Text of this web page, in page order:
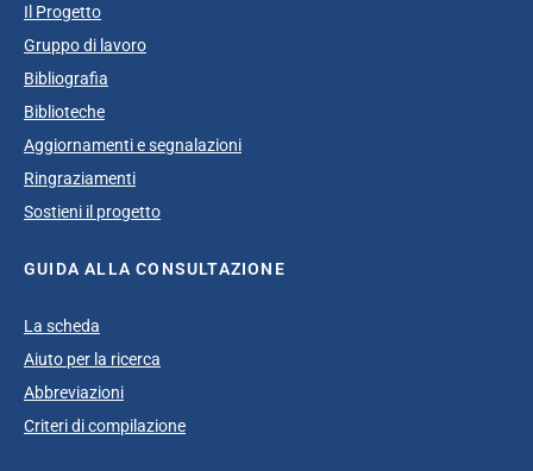
Il Progetto
Gruppo di lavoro
Bibliografia
Biblioteche
Aggiornamenti e segnalazioni
Ringraziamenti
Sostieni il progetto
GUIDA ALLA CONSULTAZIONE
La scheda
Aiuto per la ricerca
Abbreviazioni
Criteri di compilazione